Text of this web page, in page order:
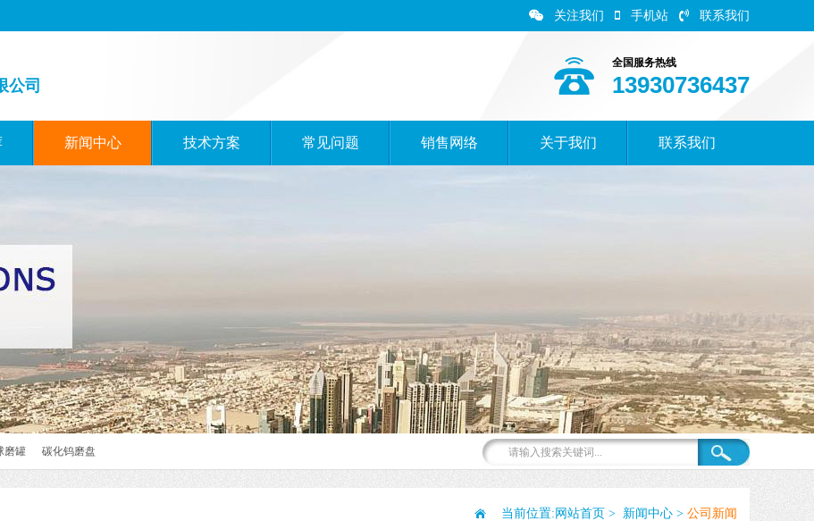
关注我们 手机站 联系我们
全国服务热线
13930736437
公司
新闻中心 技术方案 常见问题 销售网络 关于我们 联系我们
磨罐 碳化钨磨盘
当前位置: 网站首页 > 新闻中心 > 公司新闻